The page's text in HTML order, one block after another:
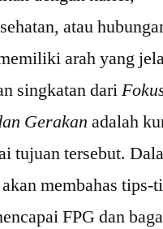
atau
arah yang
singkatan dari
Gerakan adalah
tujuan tersebut.
membahas tips-
FPG dan